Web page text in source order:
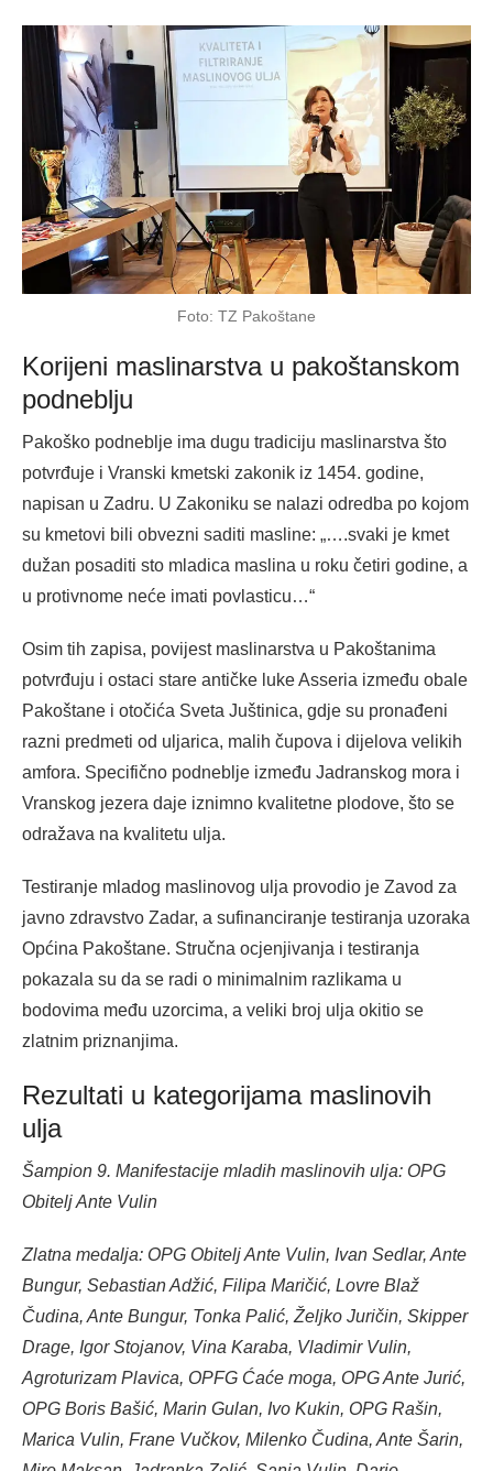
Foto: TZ Pakoštane
Korijeni maslinarstva u pakoštanskom
podneblju
Pakoško podneblje ima dugu tradiciju maslinarstva što
potvrđuje i Vranski kmetski zakonik iz 1454. godine,
napisan u Zadru. U Zakoniku se nalazi odredba po kojom
su kmetovi bili obvezni saditi masline: „….svaki je kmet
dužan posaditi sto mladica maslina u roku četiri godine, a
u protivnome neće imati povlasticu…“
Osim tih zapisa, povijest maslinarstva u Pakoštanima
potvrđuju i ostaci stare antičke luke Asseria između obale
Pakoštane i otočića Sveta Juštinica, gdje su pronađeni
razni predmeti od uljarica, malih čupova i dijelova velikih
amfora. Specifično podneblje između Jadranskog mora i
Vranskog jezera daje iznimno kvalitetne plodove, što se
odražava na kvalitetu ulja.
Testiranje mladog maslinovog ulja provodio je Zavod za
javno zdravstvo Zadar, a sufinanciranje testiranja uzoraka
Općina Pakoštane. Stručna ocjenjivanja i testiranja
pokazala su da se radi o minimalnim razlikama u
bodovima među uzorcima, a veliki broj ulja okitio se
zlatnim priznanjima.
Rezultati u kategorijama maslinovih
ulja
Šampion 9. Manifestacije mladih maslinovih ulja: OPG
Obitelj Ante Vulin
Zlatna medalja: OPG Obitelj Ante Vulin, Ivan Sedlar, Ante
Bungur, Sebastian Adžić, Filipa Maričić, Lovre Blaž
Čudina, Ante Bungur, Tonka Palić, Željko Juričin, Skipper
Drage, Igor Stojanov, Vina Karaba, Vladimir Vulin,
Agroturizam Plavica, OPFG Ćaće moga, OPG Ante Jurić,
OPG Boris Bašić, Marin Gulan, Ivo Kukin, OPG Rašin,
Marica Vulin, Frane Vučkov, Milenko Čudina, Ante Šarin,